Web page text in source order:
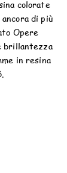
colorate
di più
Opere
brillantezza
in resina